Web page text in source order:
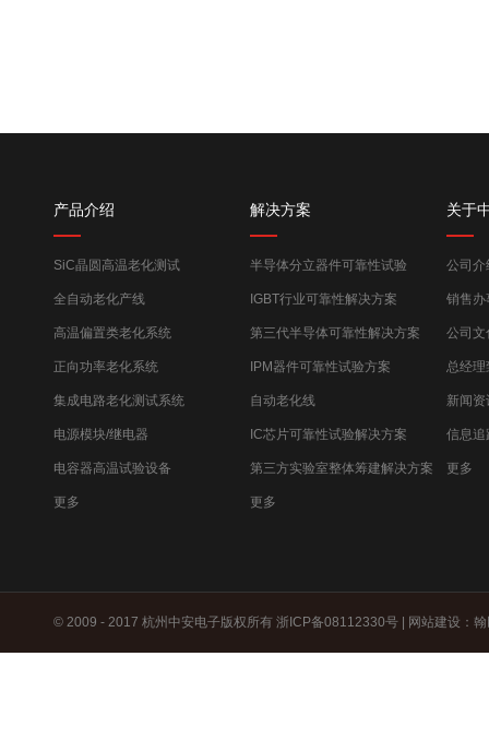
产品介绍
SiC晶圆高温老化测试
全自动老化产线
高温偏置类老化系统
正向功率老化系统
集成电路老化测试系统
电源模块/继电器
电容器高温试验设备
更多
解决方案
半导体分立器件可靠性试验
IGBT行业可靠性解决方案
第三代半导体可靠性解决方案
IPM器件可靠性试验方案
自动老化线
IC芯片可靠性试验解决方案
第三方实验室整体筹建解决方案
更多
关于
公司介
销售办
公司文
总经理
新闻资
信息追
更多
© 2009 - 2017 杭州中安电子版权所有 浙ICP备08112330号 | 网站建设 ：